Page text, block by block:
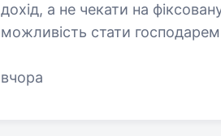
дохід, а не чекати на
можливість стати
вчора